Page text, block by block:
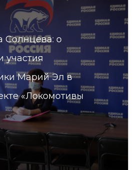
Солнцева: о
участия
Марий Эл в
«Локомотивы